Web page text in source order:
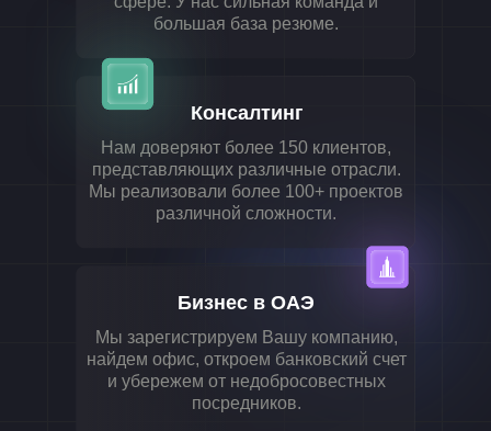
большая база резюме.
Нам доверяют более 150 клиентов,
представляющих различные отрасли.
Мы реализовали более 100+ проектов
различной сложности.
Консалтинг
Мы зарегистрируем Вашу компанию,
найдем офис, откроем банковский счет
и убережем от недобросовестных
посредников.
Бизнес в ОАЭ